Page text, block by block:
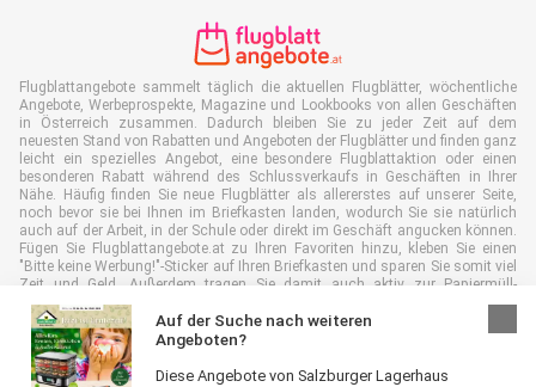
Auf der Suche nach weiteren
Angeboten?
Diese Angebote von Salzburger Lagerhaus
Flugblattangebote sammelt täglich die aktuellen Flugblätter, wöchentliche
Angebote, Werbeprospekte, Magazine und Lookbooks von allen Geschäften
in Österreich zusammen. Dadurch bleiben Sie zu jeder Zeit auf dem
neuesten Stand von Rabatten und Angeboten der Flugblätter und finden ganz
leicht ein spezielles Angebot, eine besondere Flugblattaktion oder einen
besonderen Rabatt während des Schlussverkaufs in Geschäften in Ihrer
Nähe. Häufig finden Sie neue Flugblätter als allererstes auf unserer Seite,
noch bevor sie bei Ihnen im Briefkasten landen, wodurch Sie sie natürlich
auch auf der Arbeit, in der Schule oder direkt im Geschäft angucken können.
Fügen Sie Flugblattangebote.at zu Ihren Favoriten hinzu, kleben Sie einen
"Bitte keine Werbung!"-Sticker auf Ihren Briefkasten und sparen Sie somit viel
Zeit und Geld. Außerdem tragen Sie damit auch aktiv zur Papiermüll-
Reduktion bei, was gut für unsere Umwelt ist.